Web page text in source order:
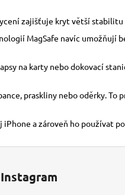
zajišťuje kryt větší stabilitu
MagSafe navíc
na karty nebo dokovací
praskliny nebo oděrky.
a zároveň ho používat
Instagram